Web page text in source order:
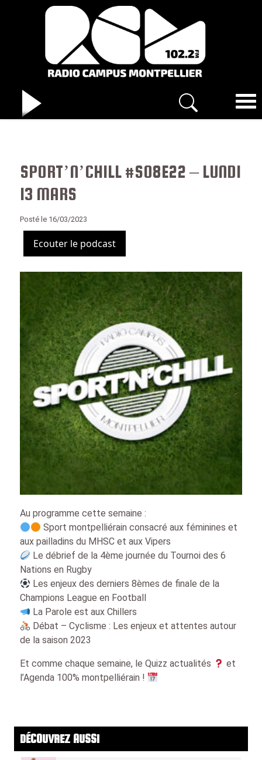
SPORT’N’CHILL #S08E22 – LUNDI
13 MARS
Posté le 16/03/2023
Ecouter le podcast
Au programme cette semaine :
Sport montpelliérain consacré aux féminines et
aux pailladins du MHSC et aux Vipers
Le débrief de la 4ème journée du Tournoi des 6
Nations en Rugby
Les enjeux des derniers 8èmes de finale de la
Champions League en Football
La Parole est aux Chillers
Débat – Cyclisme : Les enjeux et attentes autour
de la saison 2023
Et comme chaque semaine, le Quizz actualités
et
l’Agenda 100% montpelliérain !
DÉCOUVREZ AUSSI